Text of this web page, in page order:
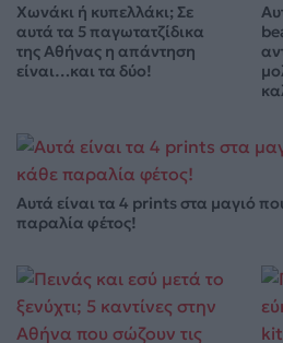
Χωνάκι ή κυπελλάκι; Σε
αυτά τα 5 παγωτατζίδικα
της Αθήνας η απάντηση
είναι…και τα δύο!
Αυτά είναι τα 4 prints στα μαγιό
παραλία φέτος!